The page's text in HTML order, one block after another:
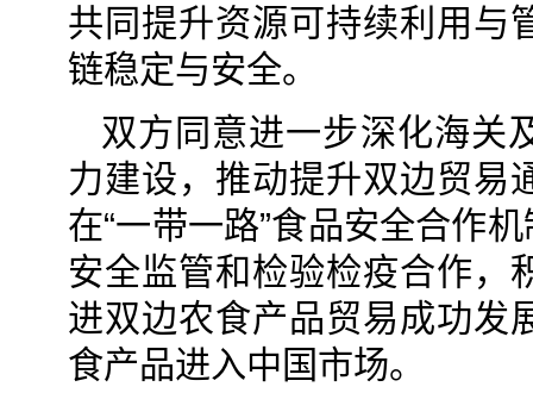
共同提升资源可持续利用与
链稳定与安全。
双方同意进一步深化海关
力建设，推动提升双边贸易
在“一带一路”食品安全合作
安全监管和检验检疫合作，
进双边农食产品贸易成功发
食产品进入中国市场。